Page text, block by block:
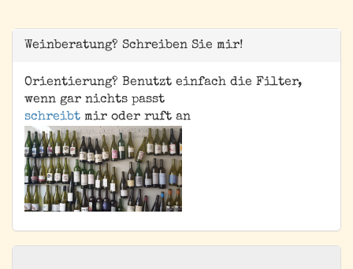
Weinberatung? Schreiben Sie mir!
Orientierung? Benutzt einfach die Filter,
wenn gar nichts passt
schreibt mir oder ruft an